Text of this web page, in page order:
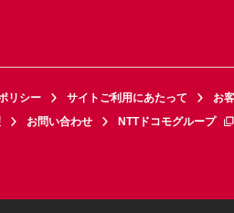
リシー サイトご利用にあたって お
お問い合わせ NTTドコモグループ